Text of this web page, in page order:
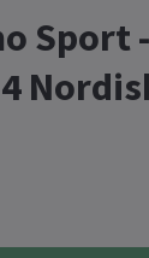
Sport